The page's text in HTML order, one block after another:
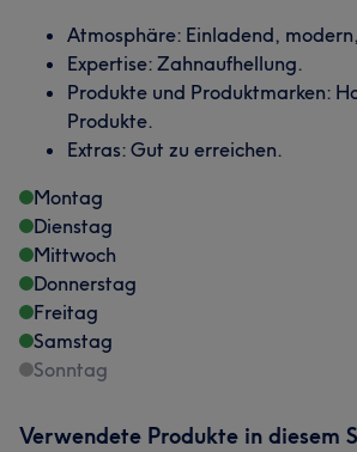
Atmosphäre: Einladend,
Expertise: Zahnaufhellung.
Produkte und Produktmarken:
Produkte.
Extras: Gut zu erreichen.
Montag
Dienstag
Mittwoch
Donnerstag
Freitag
Samstag
Sonntag
Verwendete Produkte in diesem